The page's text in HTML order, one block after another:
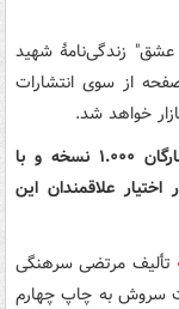
زندگی‌نامۀ شهید
شاه‌آبادی، نوشته نصرالله قادری در ۳۰۲ صفحه از سوی انتشارات
خواهد شد.
چاپ نخست این اثر در ۲۹۸ صفحۀ رقعی، شمارگان ۱.۰۰۰ نسخه و با
در اختیار علاقمندان این
تألیف مرتضی سرهنگی
۶۰ از سوی انتشارات سروش به چاپ چهارم